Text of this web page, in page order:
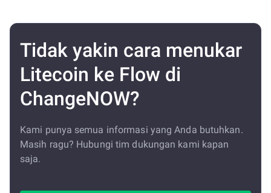
Tidak yakin cara menukar
Litecoin ke Flow di
ChangeNOW?
Kami punya semua informasi yang Anda butuhkan.
Masih ragu? Hubungi tim dukungan kami kapan
saja.